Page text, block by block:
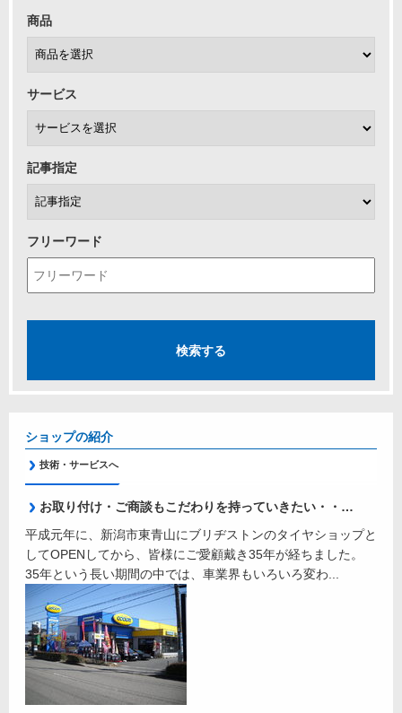
商品
サービス
記事指定
フリーワード
ショップの紹介
技術・サービスへ
お取り付け・ご商談もこだわりを持っていきたい・・・それが私たちのモットーです。
平成元年に、新潟市東青山にブリヂストンのタイヤショップと
してOPENしてから、皆様にご愛顧戴き35年が経ちました。
35年という長い期間の中では、車業界もいろいろ変わ...